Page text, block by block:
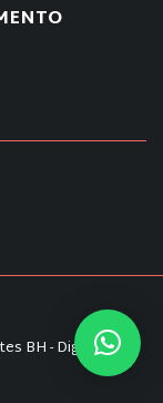
BH - Digital Pixel